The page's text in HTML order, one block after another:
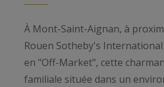
À Mont-Saint-Aignan, à
Rouen Sotheby's International
en "Off-Market", cette
familiale située dans un